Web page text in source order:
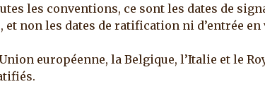
les conventions, ce sont les dates de
et non les dates de ratification ni d’entrée en
européenne, la Belgique, l’Italie et le